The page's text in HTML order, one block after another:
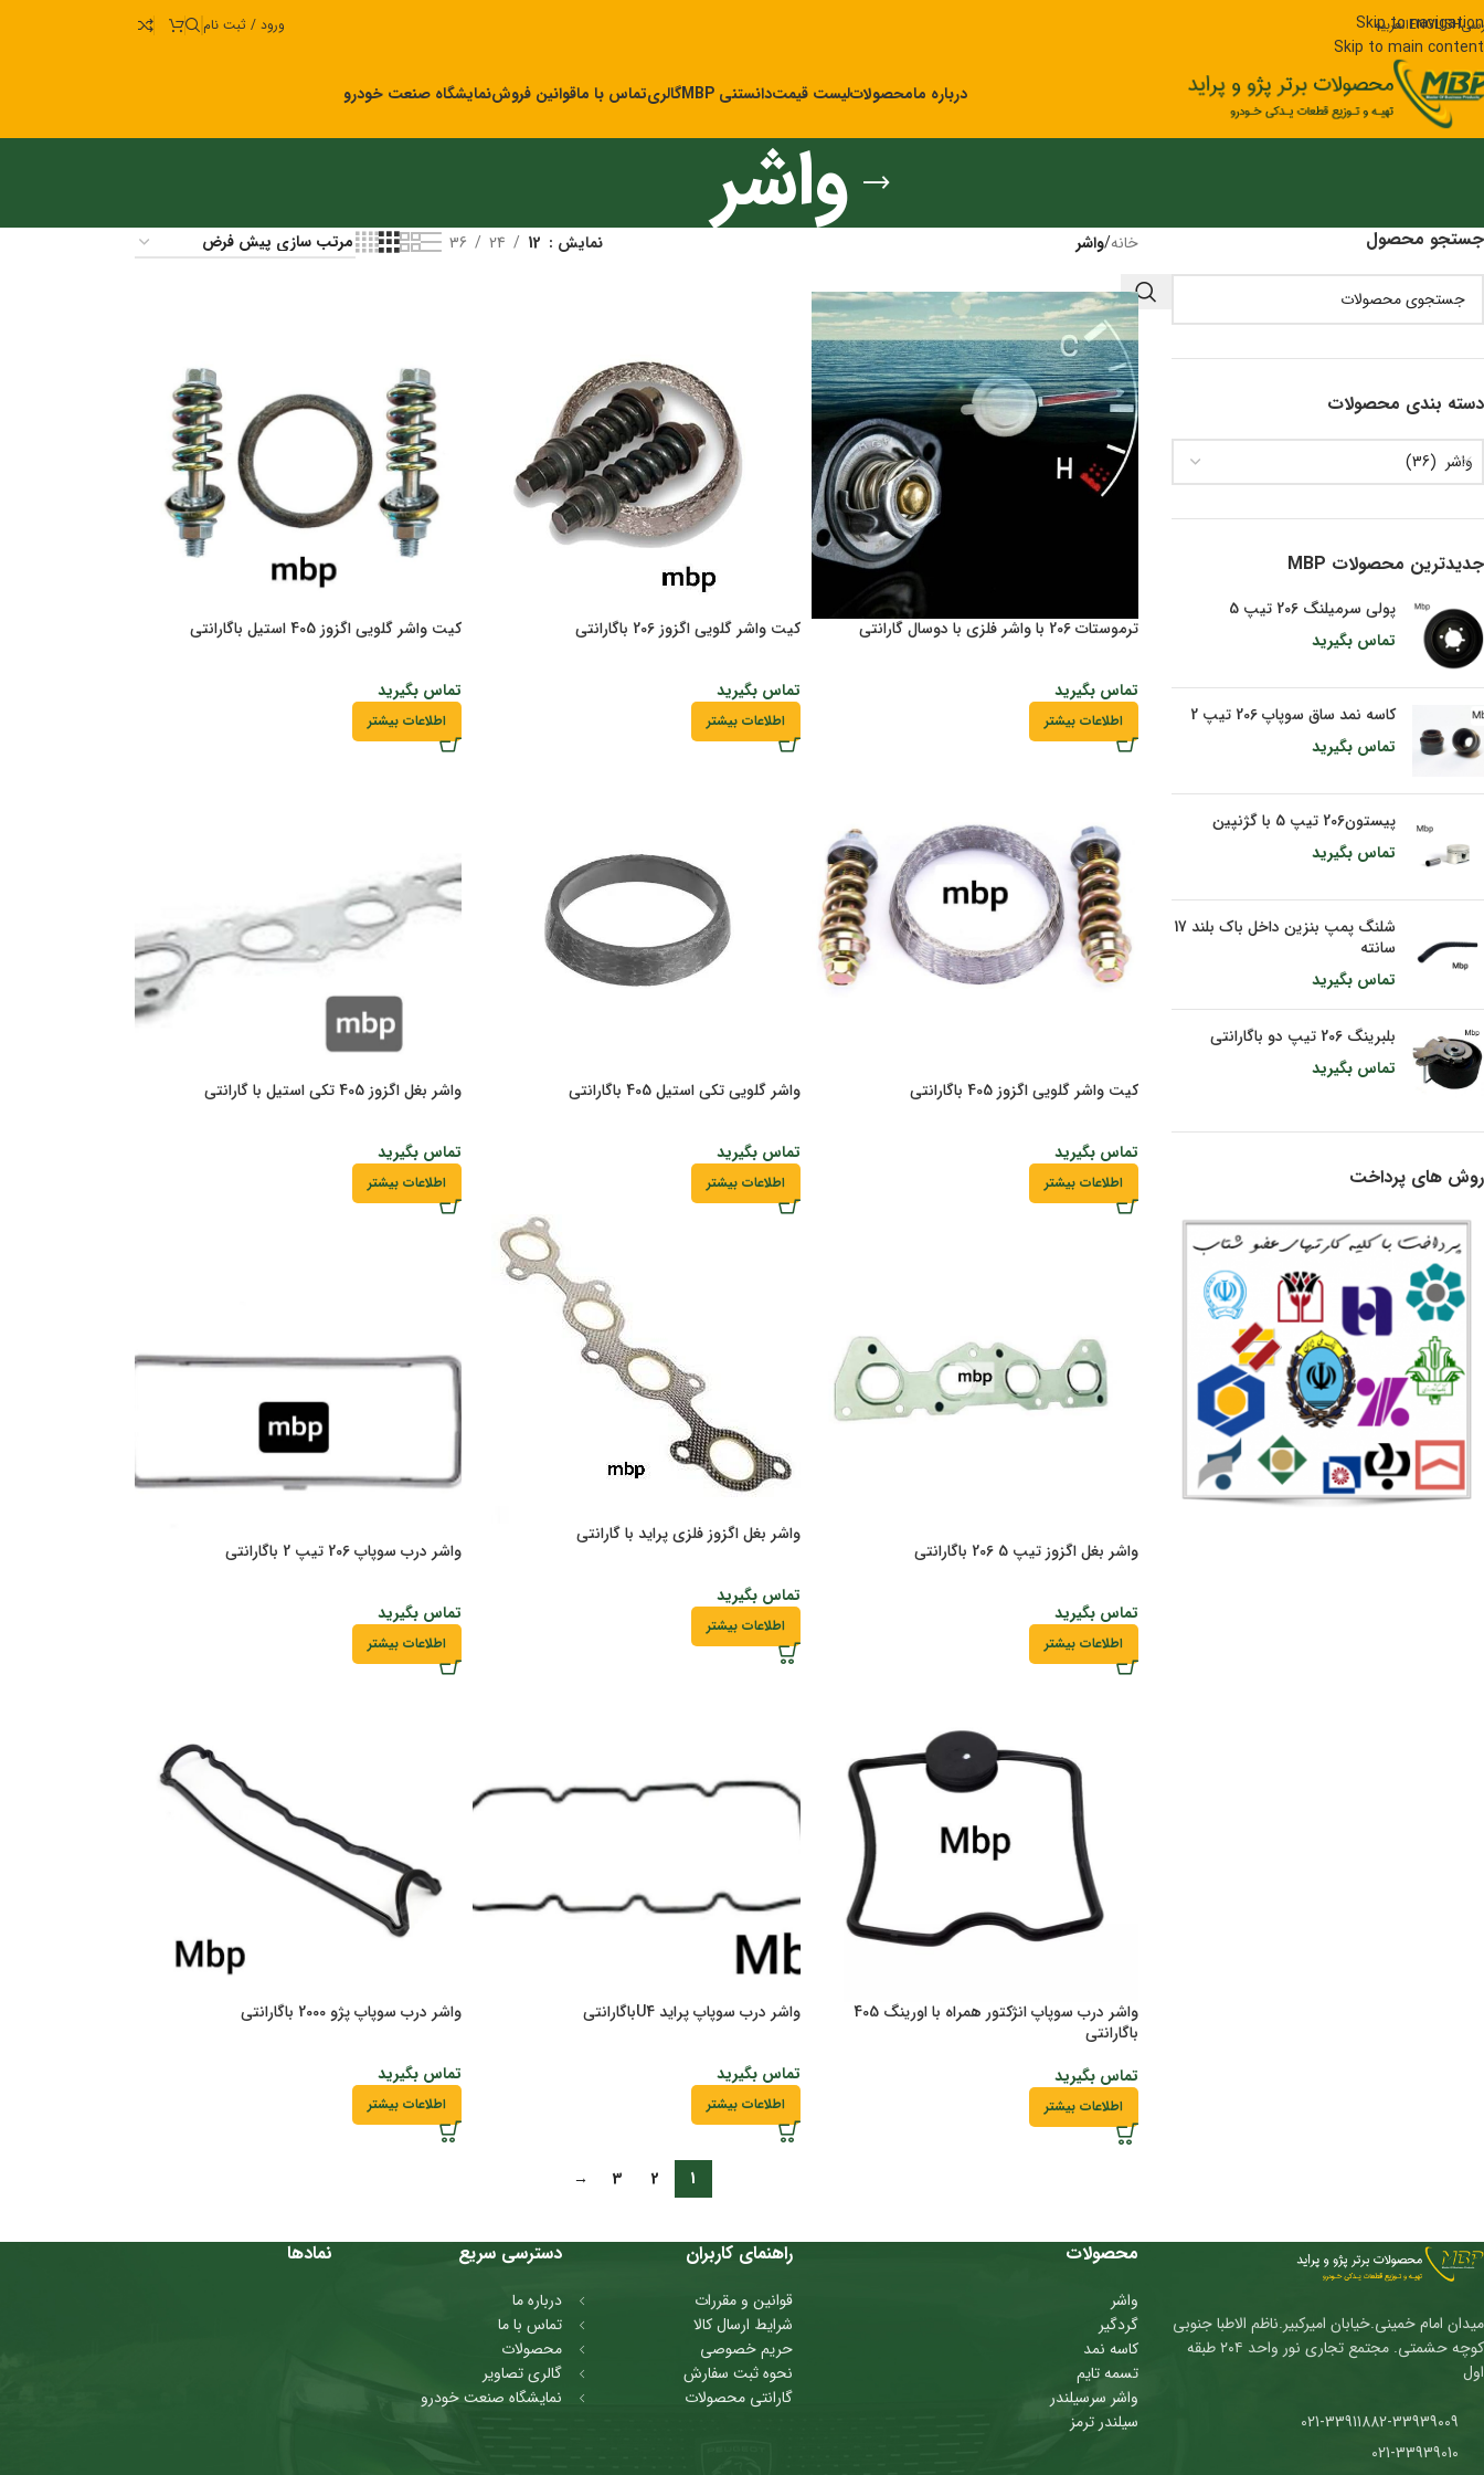
Skip to navigation
Skip to main content
ENGLISHالعربیه ورود / ثبت نام
درباره مامحصولاتلیست قیمتدانستنی MBP گالریتماس با ماقوانین فروشنمایشگاه صنعت خودرو
واشر جستجو محصول
دسته‌ بندی محصولات
واشر (36)
جدیدترین محصولات MBP
پولی سرمیلنگ 206 تیپ 5
تماس بگیرید
کاسه نمد ساق سوپاپ 206 تیپ 2
تماس بگیرید
پیستون206 تیپ 5 با گژنپین
تماس بگیرید
شلنگ پمپ بنزین داخل باک بلند 17
سانته
تماس بگیرید
بلبرینگ 206 تیپ دو باگارانتی
تماس بگیرید
روش های پرداخت
خانه/واشر نمایش 12
24
36
ترموستات 206 با واشر فلزی با دوسال گارانتی
تماس بگیرید
اطلاعات بیشتر
کیت واشر گلویی اگزوز 206 باگارانتی
تماس بگیرید
اطلاعات بیشتر
کیت واشر گلویی اگزوز 405 استیل باگارانتی
تماس بگیرید
اطلاعات بیشتر
کیت واشر گلویی اگزوز 405 باگارانتی
تماس بگیرید
اطلاعات بیشتر
واشر گلویی تکی استیل 405 باگارانتی
تماس بگیرید
اطلاعات بیشتر
واشر بغل اگزوز 405 تکی استیل با گارانتی
تماس بگیرید
اطلاعات بیشتر
واشر بغل اگزوز تیپ 5 206 باگارانتی
تماس بگیرید
اطلاعات بیشتر
واشر بغل اگزوز فلزی پراید با گارانتی
تماس بگیرید
اطلاعات بیشتر
واشر درب سوپاپ 206 تیپ 2 باگارانتی
تماس بگیرید
اطلاعات بیشتر
واشر درب سوپاپ انژکتور همراه با اورینگ 405
باگارانتی
تماس بگیرید
اطلاعات بیشتر
واشر درب سوپاپ پراید U4باگارانتی
تماس بگیرید
اطلاعات بیشتر
واشر درب سوپاپ پژو 2000 باگارانتی
تماس بگیرید
اطلاعات بیشتر
1
2
3
→
میدان امام خمینی.خیابان امیرکبیر.ناظم الاطبا جنوبی
کوچه حشمتی. مجتمع تجاری نور واحد ۲۰۴ طبقه
اول
محصولات
واشر
گردگیر
کاسه نمد
تسمه تایم
واشر سرسیلندر
سیلندر ترمز
راهنمای کاربران
قوانین و مقررات
شرایط ارسال کالا
حریم خصوصی
نحوه ثبت سفارش
گارانتی محصولات
دسترسی سریع
درباره ما
تماس با ما
محصولات
گالری تصاویر
نمایشگاه صنعت خودرو
نمادها